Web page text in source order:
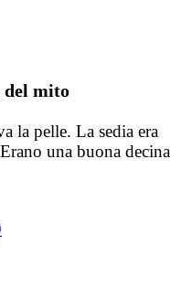
del mito
la pelle. La sedia era
una buona decina